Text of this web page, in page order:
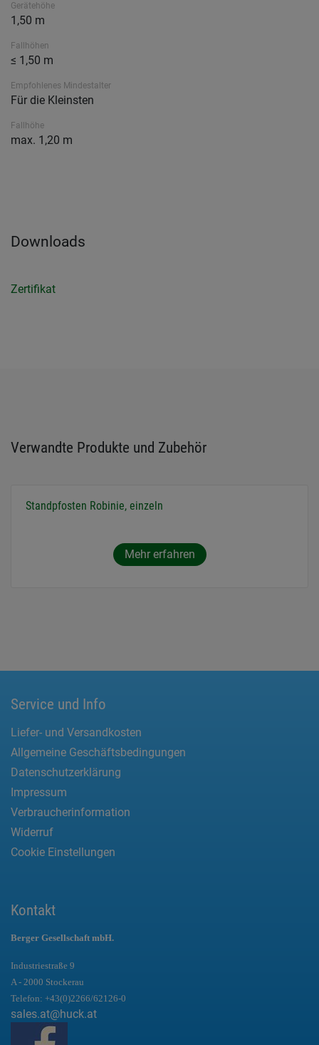
Gerätehöhe
1,50 m
Fallhöhen
≤ 1,50 m
Empfohlenes Mindestalter
Für die Kleinsten
Fallhöhe
max. 1,20 m
Downloads
Zertifikat
Verwandte Produkte und Zubehör
Standpfosten Robinie, einzeln
Mehr erfahren
Service und Info
Liefer- und Versandkosten
Allgemeine Geschäftsbedingungen
Datenschutzerklärung
Impressum
Verbraucherinformation
Widerruf
Cookie Einstellungen
Kontakt
Berger Gesellschaft mbH.
Industriestraße 9
A - 2000 Stockerau
Telefon: +43(0)2266/62126-0
sales.at@huck.at